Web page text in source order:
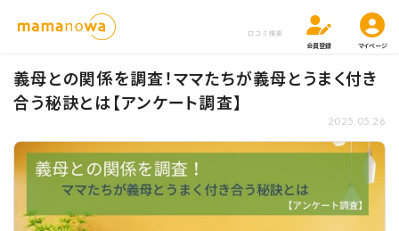
口コミ検索
会員登録
マイページ
義母との関係を調査！ママたちが義母とうまく付き
合う秘訣とは【アンケート調査】
2025.05.26